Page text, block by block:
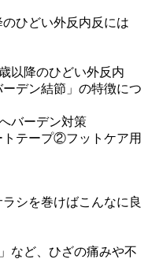
ひどい外反内反には
以降のひどい外反内
デン結節」の特徴につ
バーデン対策
トテープ②フットケア用
シを巻けばこんなに良
など、ひざの痛みや不